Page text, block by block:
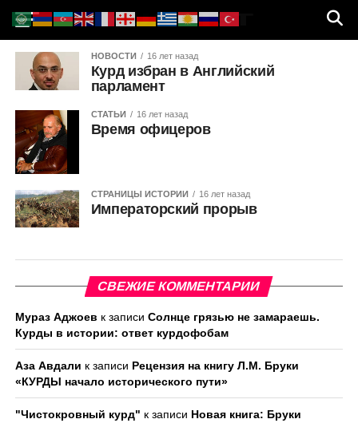
НОВОСТИ 16 лет назад
Курд избран в Английский
парламент
СТАТЬИ 16 лет назад
Время офицеров
СТРАНИЦЫ ИСТОРИИ 16 лет назад
Императорский прорыв
СВЕЖИЕ КОММЕНТАРИИ
Мураз Аджоев к записи Солнце грязью не замараешь.
Курды в истории: ответ курдофобам
Аза Авдали к записи Рецензия на книгу Л.М. Бруки
«КУРДЫ начало исторического пути»
"Чистокровный курд" к записи Новая книга: Бруки